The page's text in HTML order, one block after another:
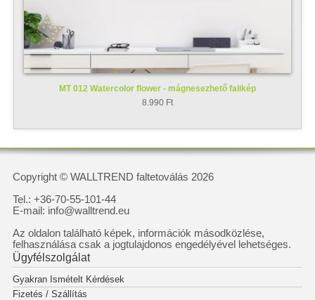
MT 012 Watercolor flower - mágnesezhető falikép
8.990 Ft
Copyright © WALLTREND faltetoválás 2026
Tel.: +36-70-55-101-44
E-mail: info@walltrend.eu
Az oldalon található képek, információk másodközlése,
felhasználása csak a jogtulajdonos engedélyével lehetséges.
Ügyfélszolgálat
Gyakran Ismételt Kérdések
Fizetés / Szállítás